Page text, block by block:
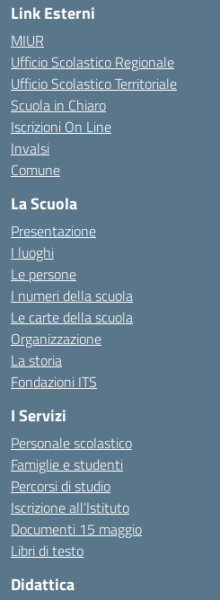
Link Esterni
MIUR
Ufficio Scolastico Regionale
Ufficio Scolastico Territoriale
Scuola in Chiaro
Iscrizioni On Line
Invalsi
Comune
La Scuola
Presentazione
I luoghi
Le persone
I numeri della scuola
Le carte della scuola
Organizzazione
La storia
Fondazioni ITS
I Servizi
Personale scolastico
Famiglie e studenti
Percorsi di studio
Iscrizione all’Istituto
Documenti 15 maggio
Libri di testo
Didattica